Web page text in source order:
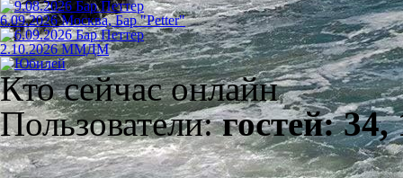
6.09.2026 Москва, Бар "Petter"
2.10.2026 ММДМ
Кто сейчас онлайн
Пользователи:гостей: 34,